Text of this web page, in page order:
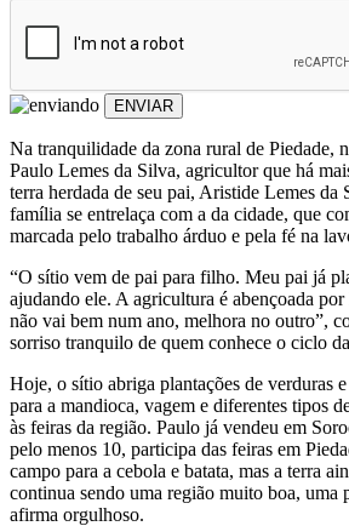
ENVIAR
Na tranquilidade da zona rural de Piedade,
Paulo Lemes da Silva, agricultor que há
terra herdada de seu pai, Aristide Lemes da
família se entrelaça com a da cidade, que
marcada pelo trabalho árduo e pela fé na
“O sítio vem de pai para filho. Meu pai já
ajudando ele. A agricultura é abençoada
não vai bem num ano, melhora no outro”,
sorriso tranquilo de quem conhece o ciclo
Hoje, o sítio abriga plantações de verduras
para a mandioca, vagem e diferentes tipos
às feiras da região. Paulo já vendeu em
pelo menos 10, participa das feiras em
campo para a cebola e batata, mas a terra
continua sendo uma região muito boa, uma
afirma orgulhoso.